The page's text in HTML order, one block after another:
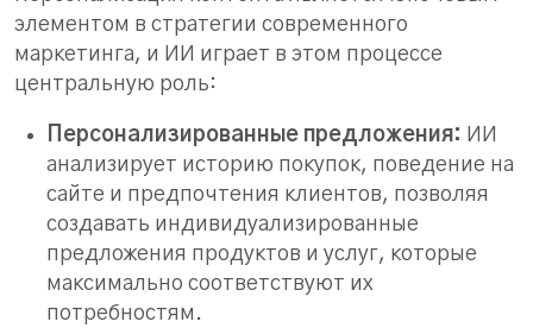
элементом в стратегии современного
маркетинга, и ИИ играет в этом процессе
центральную роль:
Персонализированные предложения: ИИ
анализирует историю покупок, поведение на
сайте и предпочтения клиентов, позволяя
создавать индивидуализированные
предложения продуктов и услуг, которые
максимально соответствуют их
потребностям.